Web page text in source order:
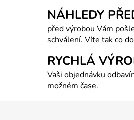
NÁHLEDY
před výrobou Vám
schválení. Víte tak co
RYCHLÁ
Vaši objednávku
možném čase.